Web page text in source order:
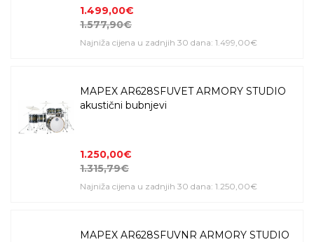
1.499,00€
1.577,90€
Najniža cijena u zadnjih 30 dana: 1.499,00€
MAPEX AR628SFUVET ARMORY STUDIO
akustični bubnjevi
1.250,00€
1.315,79€
Najniža cijena u zadnjih 30 dana: 1.250,00€
MAPEX AR628SFUVNR ARMORY STUDIO